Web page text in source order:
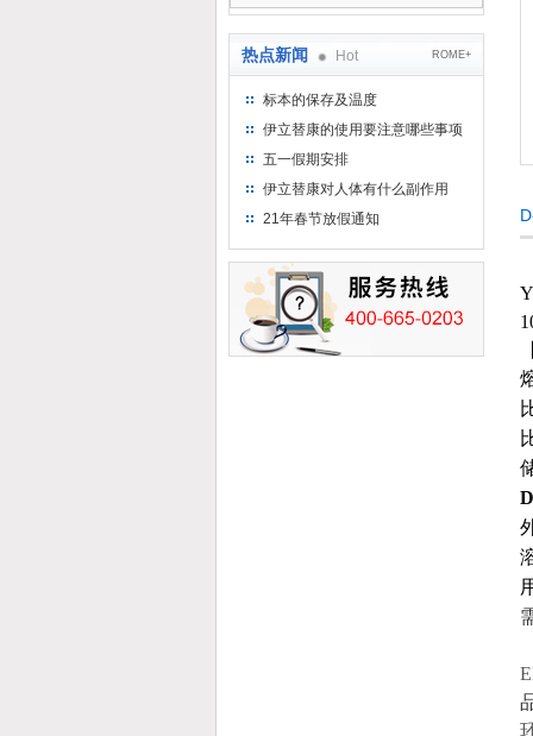
热点新闻 Hot ROME+
标本的保存及温度
伊立替康的使用要注意哪些事项
五一假期安排
伊立替康对人体有什么副作用
21年春节放假通知